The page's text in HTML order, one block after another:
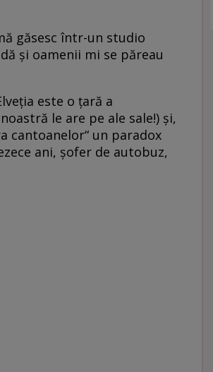
găsesc într-un studio
şi oamenii mi se păreau
este o ţară a
le are pe ale sale!) şi,
cantoanelor“ un paradox
ani, şofer de autobuz,